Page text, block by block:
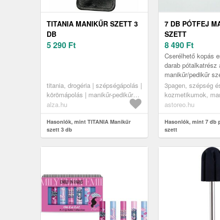
TITANIA MANIKŰR SZETT 3
DB
5 290 Ft
titania, drogéria | szépségápolás |
körömápolás | manikűr-pedikűr
készletek
alza.hu
Hasonlók, mint TITANIA Manikűr
szett 3 db
7 DB PÓTFEJ
SZETT
8 490 Ft
Cserélhető kopás
darab pótalkatrész
manikűr/pedikűr
3pagen, szépség
kozmetikumok,
pedikűr
astoreo.hu
Hasonlók, mint 7 db
szett